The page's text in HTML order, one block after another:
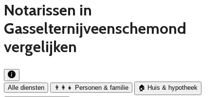
Notarissen in
Gasselternijveenschemond
vergelijken
Alle diensten 👨‍👩‍👧 Personen & familie
🏠 Huis & hypotheek